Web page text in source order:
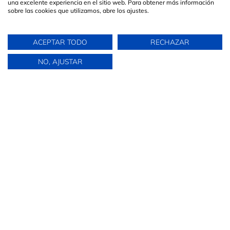
@aliceyfreya
Andrea García Sanguino
Auxiliar Técnica Veterinaria
una excelente experiencia en el sitio web. Para obtener más información
sobre las cookies que utilizamos, abre los ajustes.
ACEPTAR TODO RECHAZAR
NO, AJUSTAR